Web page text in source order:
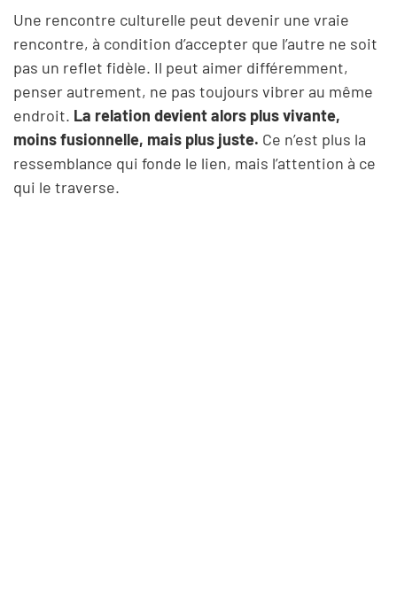
Une rencontre culturelle peut devenir une vraie
rencontre, à condition d’accepter que l’autre ne soit
pas un reflet fidèle. Il peut aimer différemment,
penser autrement, ne pas toujours vibrer au même
endroit. La relation devient alors plus vivante,
moins fusionnelle, mais plus juste. Ce n’est plus la
ressemblance qui fonde le lien, mais l’attention à ce
qui le traverse.